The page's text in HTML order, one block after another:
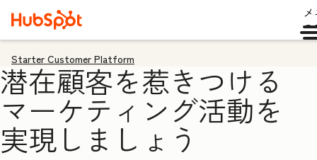
Starter Customer Platform
潜在顧客を惹きつける
マーケティング活動を
実現しましょう